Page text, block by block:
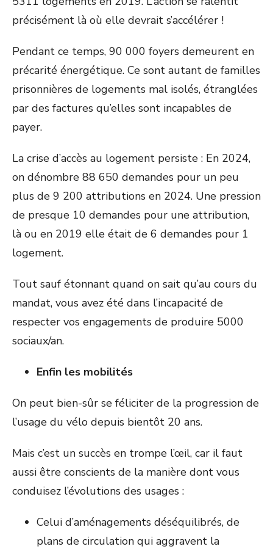
précisément là où elle devrait s’accélérer !
Pendant ce temps, 90 000 foyers demeurent en
précarité énergétique. Ce sont autant de familles
prisonnières de logements mal isolés, étranglées
par des factures qu’elles sont incapables de
payer.
La crise d’accès au logement persiste : En 2024,
on dénombre 88 650 demandes pour un peu
plus de 9 200 attributions en 2024. Une pression
de presque 10 demandes pour une attribution,
là ou en 2019 elle était de 6 demandes pour 1
logement.
Tout sauf étonnant quand on sait qu’au cours du
mandat, vous avez été dans l’incapacité de
respecter vos engagements de produire 5000
sociaux/an.
Enfin les mobilités
On peut bien-sûr se féliciter de la progression de
l’usage du vélo depuis bientôt 20 ans.
Mais c’est un succès en trompe l’œil, car il faut
aussi être conscients de la manière dont vous
conduisez l’évolutions des usages :
Celui d’aménagements déséquilibrés, de
plans de circulation qui aggravent la